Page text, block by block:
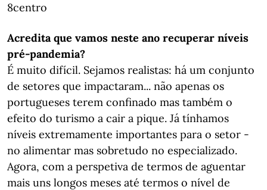
8centro
Acredita que vamos neste ano recuperar níveis
pré-pandemia?
É muito difícil. Sejamos realistas: há um conjunto
de setores que impactaram... não apenas os
portugueses terem confinado mas também o
efeito do turismo a cair a pique. Já tínhamos
níveis extremamente importantes para o setor -
no alimentar mas sobretudo no especializado.
Agora, com a perspetiva de termos de aguentar
mais uns longos meses até termos o nível de